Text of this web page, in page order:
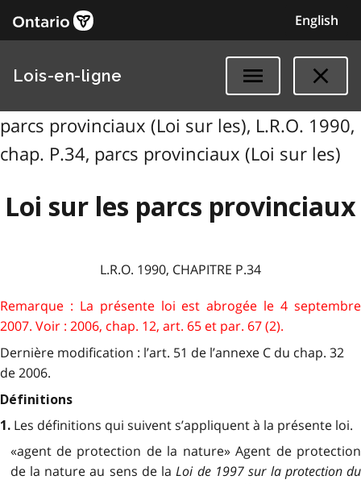
English
Lois-en-ligne
parcs provinciaux (Loi sur les), L.R.O. 1990,
chap. P.34, parcs provinciaux (Loi sur les)
Loi sur les parcs provinciaux
L.R.O. 1990, CHAPITRE P.34
Remarque : La présente loi est abrogée le 4 septembre
2007. Voir : 2006, chap. 12, art. 65 et par. 67 (2).
Dernière modification : l’art. 51 de l’annexe C du chap. 32
de 2006.
Définitions
1. Les définitions qui suivent s’appliquent à la présente loi.
«agent de protection de la nature» Agent de protection
de la nature au sens de laLoi de 1997 sur la protection du